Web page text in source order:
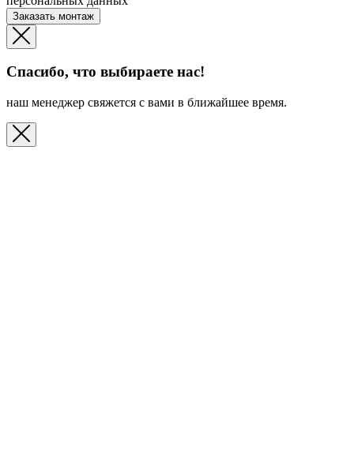
Заказать монтаж
Спасибо, что выбираете нас!
наш менеджер свяжется с вами в ближайшее время.